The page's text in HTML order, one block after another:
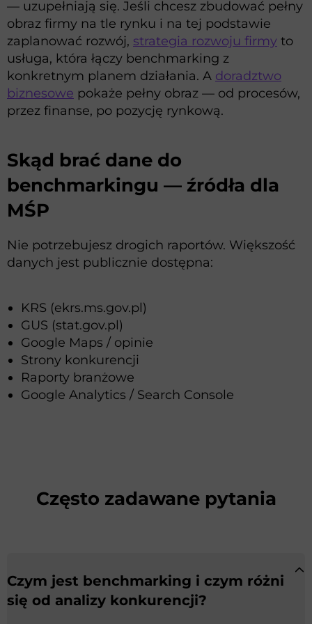
— uzupełniają się. Jeśli chcesz zbudować pełny
obraz firmy na tle rynku i na tej podstawie
zaplanować rozwój, strategia rozwoju firmy to
usługa, która łączy benchmarking z
konkretnym planem działania. A doradztwo
biznesowe pokaże pełny obraz — od procesów,
przez finanse, po pozycję rynkową.
Skąd brać dane do
benchmarkingu — źródła dla
MŚP
Nie potrzebujesz drogich raportów. Większość
danych jest publicznie dostępna:
KRS (ekrs.ms.gov.pl)
GUS (stat.gov.pl)
Google Maps / opinie
Strony konkurencji
Raporty branżowe
Google Analytics / Search Console
Często zadawane pytania
Czym jest benchmarking i czym różni
się od analizy konkurencji?